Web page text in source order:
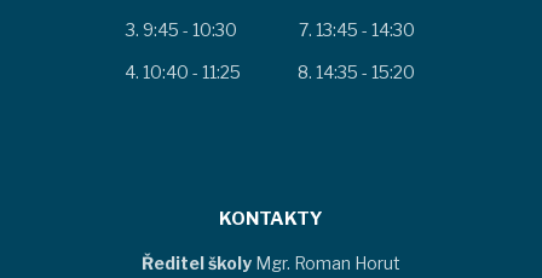
9:45 - 10:30
10:40 - 11:25
13:45 - 14:30
14:35 - 15:20
KONTAKTY
Ředitel školy Mgr. Roman Horut